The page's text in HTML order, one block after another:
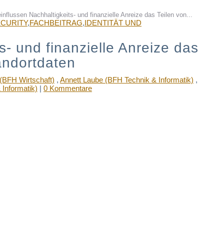
Nachhaltigkeits- und finanzielle Anreize das Teilen von...
,FACHBEITRAG,IDENTITÄT UND
und finanzielle Anreize das
Wirtschaft) , Annett Laube (BFH Technik & Informatik) ,
Informatik) | 0 Kommentare